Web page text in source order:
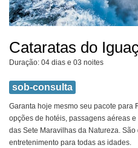
Cataratas do
Duração: 04 dias e 03 noites
sob-consulta
Garanta hoje mesmo seu pacote para
opções de hotéis, passagens aéreas
das Sete Maravilhas da Natureza.
entretenimento para todas as idades.